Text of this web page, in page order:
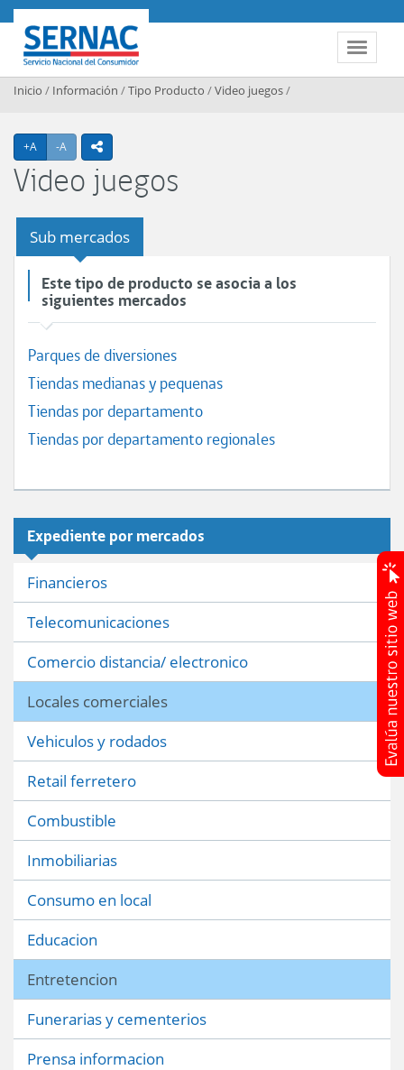
Contenido principal
Toggle
SERNAC
Inicio / Información /Tipo Producto /Video juegos/
+A Agrandar texto
-A Achicar textoicono compartir
Video juegos
Sub mercados
Este tipo de producto se asocia a los
siguientes mercados
Parques de diversiones
Tiendas medianas y pequenas
Tiendas por departamento
Tiendas por departamento regionales
Expediente por mercados
Financieros
Telecomunicaciones
Comercio distancia/ electronico
Locales comerciales
Vehiculos y rodados
Retail ferretero
Combustible
Inmobiliarias
Consumo en local
Educacion
Entretencion
Funerarias y cementerios
Prensa informacion